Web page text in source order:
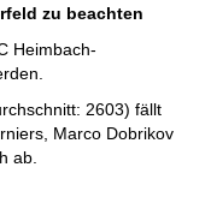
zu beachten
Heimbach-
2603) fällt
Marco Dobrikov
ab.